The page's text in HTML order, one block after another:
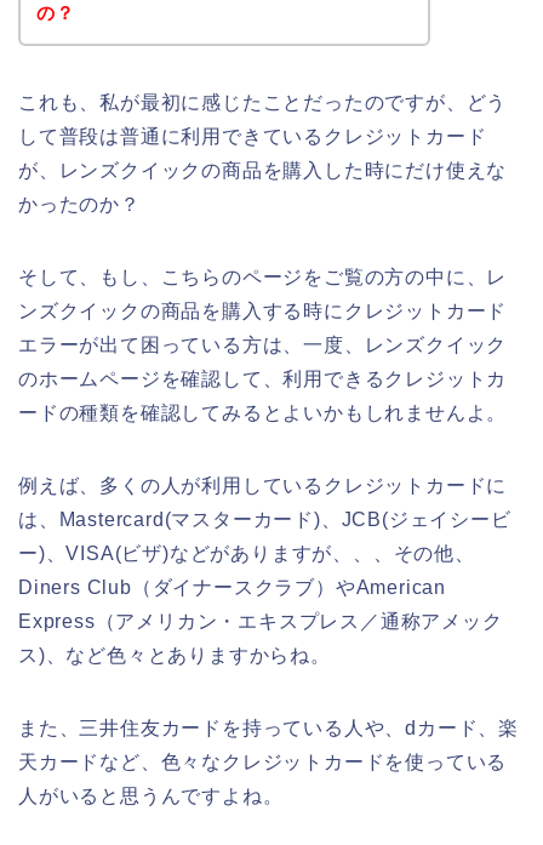
の？
これも、私が最初に感じたことだったのですが、どう
して普段は普通に利用できているクレジットカード
が、レンズクイックの商品を購入した時にだけ使えな
かったのか？
そして、もし、こちらのページをご覧の方の中に、レ
ンズクイックの商品を購入する時にクレジットカード
エラーが出て困っている方は、一度、レンズクイック
のホームページを確認して、利用できるクレジットカ
ードの種類を確認してみるとよいかもしれませんよ。
例えば、多くの人が利用しているクレジットカードに
は、Mastercard(マスターカード)、JCB(ジェイシービ
ー)、VISA(ビザ)などがありますが、、、その他、
Diners Club（ダイナースクラブ）やAmerican
Express（アメリカン・エキスプレス／通称アメック
ス)、など色々とありますからね。
また、三井住友カードを持っている人や、dカード、楽
天カードなど、色々なクレジットカードを使っている
人がいると思うんですよね。